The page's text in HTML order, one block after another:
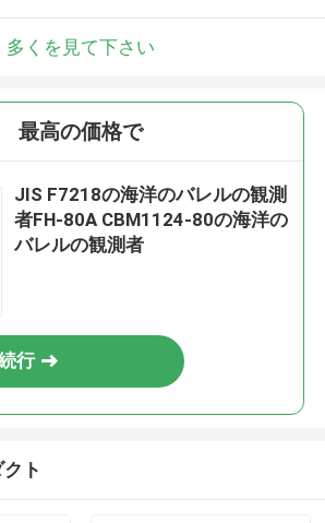
多くを見て下さい
最高の価格で
JIS F7218の海洋のバレルの観測
者FH-80A CBM1124-80の海洋の
バレルの観測者
行
ト